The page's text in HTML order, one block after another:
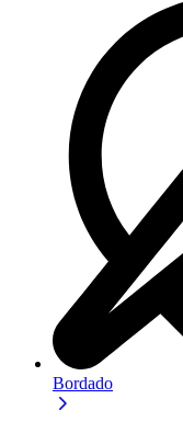
Bordado